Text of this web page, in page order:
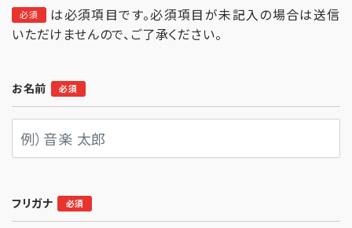
必須
は必須項目です。必須項目が未記入の場合は送信
いただけませんので、ご了承ください。
お名前 必須
フリガナ 必須